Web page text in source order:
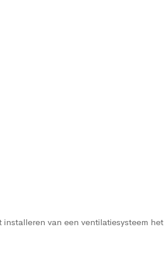
van een ventilatiesysteem het